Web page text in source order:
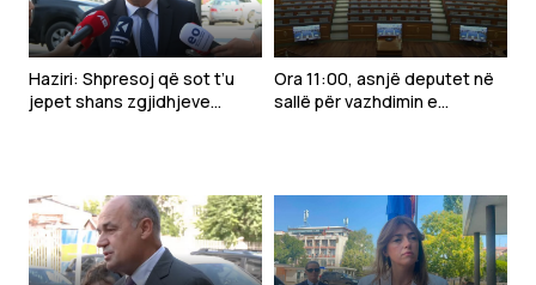
Haziri: Shpresoj që sot t’u
jepet shans zgjidhjeve
Ora 11:00, asnjë deputet në
sallë për vazhdimin e